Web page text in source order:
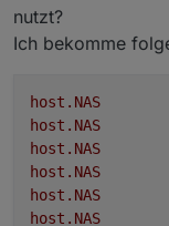
nutzt?
Ich bekomme
host.NAS
host.NAS
host.NAS
host.NAS
host.NAS
host.NAS